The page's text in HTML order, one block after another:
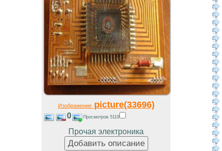
Изображениеpicture(33696)
0 Просмотров 5119
Прочая электроника